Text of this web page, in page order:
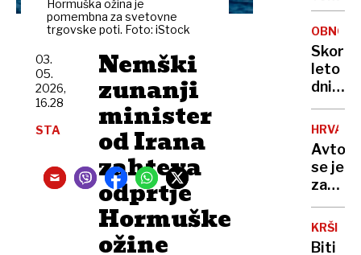
Hormuška ožina je
pomembna za svetovne
trgovske poti. Foto: iStock
Nemški
zunanji
minister
od Irana
zahteva
odprtje
Hormuške
ožine
03.
05.
2026,
16.28
STA
manj
mleka,
pa
se
izdelki
OBNOVA
Skoraj
leto
dni
po
se je
vrnil
simbol
ki je
zdaj
se je
na
rampi
KRŠITVE
Biti